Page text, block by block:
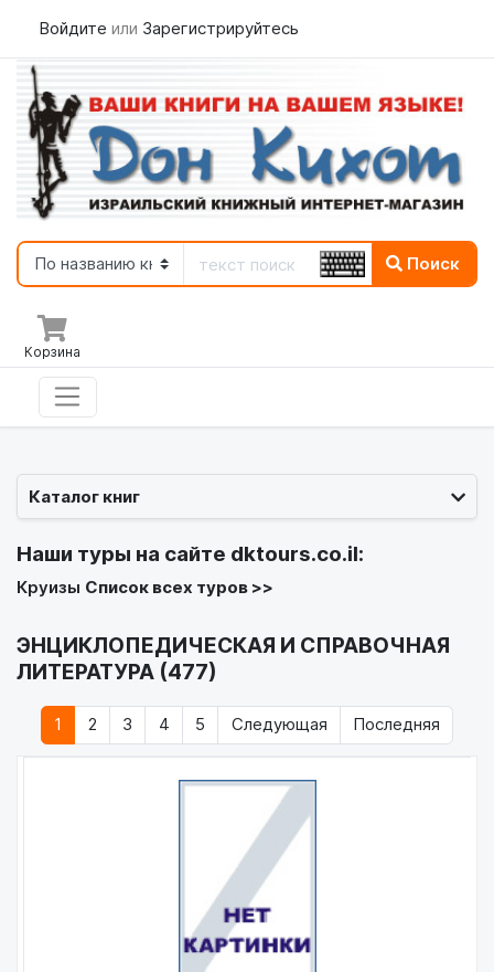
Войдите или Зарегистрируйтесь
Поиск
Корзина
Каталог книг
Наши туры на сайте dktours.co.il:
Круизы Список всех туров >>
ЭНЦИКЛОПЕДИЧЕСКАЯ И СПРАВОЧНАЯ
ЛИТЕРАТУРА (477)
1 2 3 4 5 Следующая Последняя